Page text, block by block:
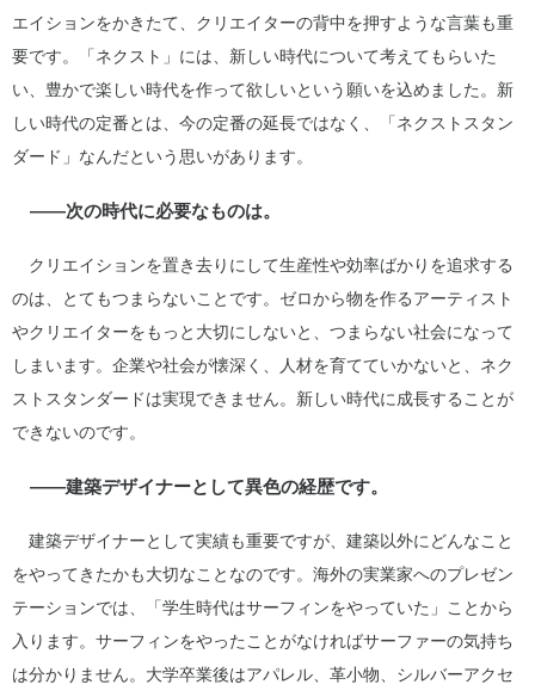
エイションをかきたて、クリエイターの背中を押すような言葉も重
要です。「ネクスト」には、新しい時代について考えてもらいた
い、豊かで楽しい時代を作って欲しいという願いを込めました。新
しい時代の定番とは、今の定番の延長ではなく、「ネクストスタン
ダード」なんだという思いがあります。
――次の時代に必要なものは。
クリエイションを置き去りにして生産性や効率ばかりを追求する
のは、とてもつまらないことです。ゼロから物を作るアーティスト
やクリエイターをもっと大切にしないと、つまらない社会になって
しまいます。企業や社会が懐深く、人材を育てていかないと、ネク
ストスタンダードは実現できません。新しい時代に成長することが
できないのです。
――建築デザイナーとして異色の経歴です。
建築デザイナーとして実績も重要ですが、建築以外にどんなこと
をやってきたかも大切なことなのです。海外の実業家へのプレゼン
テーションでは、「学生時代はサーフィンをやっていた」ことから
入ります。サーフィンをやったことがなければサーファーの気持ち
は分かりません。大学卒業後はアパレル、革小物、シルバーアクセ